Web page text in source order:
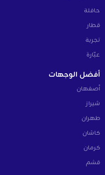
حافلة
قطار
تجربة
عبّارة
أفضل الوجهات
أصفهان
شيراز
طهران
كاشان
كرمان
قشم